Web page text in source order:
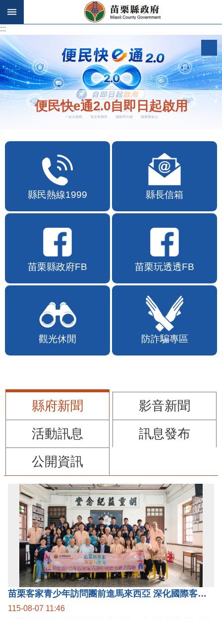
跳到主要內容區塊
:::
:::
便民快e通2.0自即日起啟用
縣民熱線1999 縣長信箱
苗栗縣政府FB 苗栗玩透透FB
觀光休閒 防詐騙專區
縣府新聞
影音新聞
活動訊息
訊息發布
公開資訊
苗栗客家青少年訪問團前進馬來西亞 深化國際客家文化交流
115-08-07 11:46